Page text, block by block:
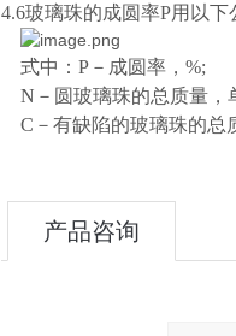
4.6玻璃珠的成圆率P用以下
式中：P－成圆率，%;
N－圆玻璃珠的总质量，
C－有缺陷的玻璃珠的总
产品咨询